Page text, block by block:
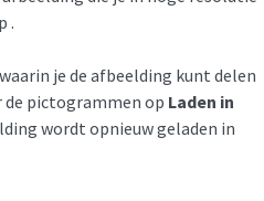
.
je de afbeelding kunt delen
de pictogrammen op Laden in
wordt opnieuw geladen in